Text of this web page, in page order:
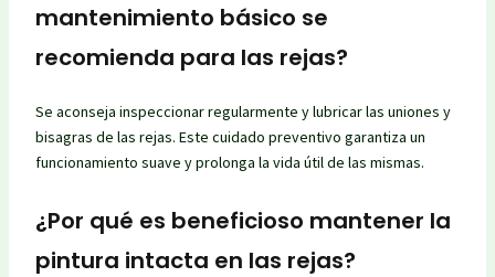
mantenimiento básico se
recomienda para las rejas?
Se aconseja inspeccionar regularmente y lubricar las uniones y
bisagras de las rejas. Este cuidado preventivo garantiza un
funcionamiento suave y prolonga la vida útil de las mismas.
¿Por qué es beneficioso mantener la
pintura intacta en las rejas?